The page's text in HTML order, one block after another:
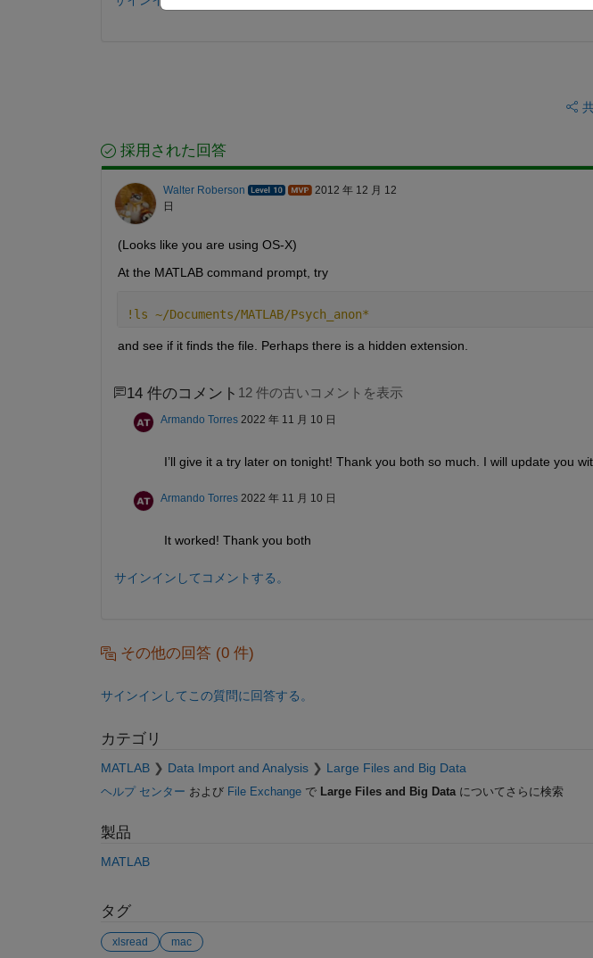
採用された回答
Walter Roberson
2012 年 12 月 12
日
(Looks like you are using OS-X)
At the MATLAB command prompt, try
!ls ~/Documents/MATLAB/Psych_anon*
and see if it finds the file. Perhaps there is a hidden extension.
14 件のコメント 12 件の古いコメントを表示
Armando Torres 2022 年 11 月 10 日
I’ll give it a try later on tonight! Thank you both so much. I will update you
Armando Torres 2022 年 11 月 10 日
It worked! Thank you both
サインインしてコメントする。
その他の回答 (0 件)
サインインしてこの質問に回答する。
カテゴリ
MATLAB Data Import and Analysis Large Files and Big Data
ヘルプ センター および File Exchangeで Large Files and Big Dataについてさらに検索
製品
MATLAB
タグ
xlsread mac